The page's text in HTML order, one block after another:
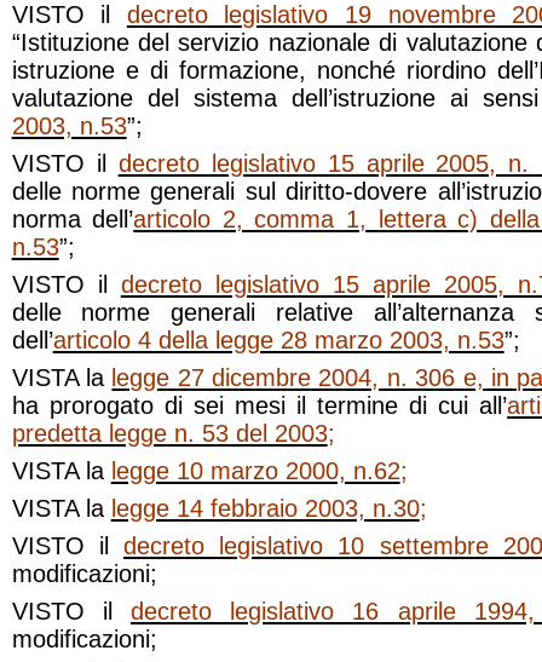
VISTO il decreto legislativo 19 novembre
“Istituzione del servizio nazionale di
istruzione e di formazione, nonché riordino
valutazione del sistema dell’istruzione ai
2003, n.53”;
VISTO il decreto legislativo 15 aprile 2005, n.
delle norme generali sul diritto-dovere
norma dell’articolo 2, comma 1, lettera c)
n.53”;
VISTO il decreto legislativo 15 aprile 2005,
delle norme generali relative all’alternanza
dell’articolo 4 della legge 28 marzo 2003, n.53”;
VISTA la legge 27 dicembre 2004, n. 306 e, in
ha prorogato di sei mesi il termine di cui all’
predetta legge n. 53 del 2003;
VISTA la legge 10 marzo 2000, n.62;
VISTA la legge 14 febbraio 2003, n.30;
VISTO ildecreto legislativo 10 settembre
modificazioni;
VISTO il decreto legislativo 16 aprile
modificazioni;